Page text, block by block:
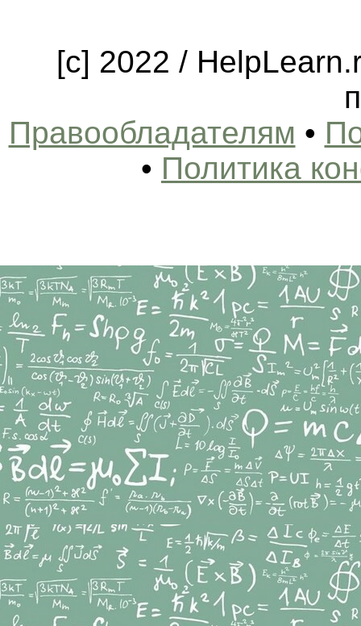
[c] 2022 /
Правообладателям •
• Политика